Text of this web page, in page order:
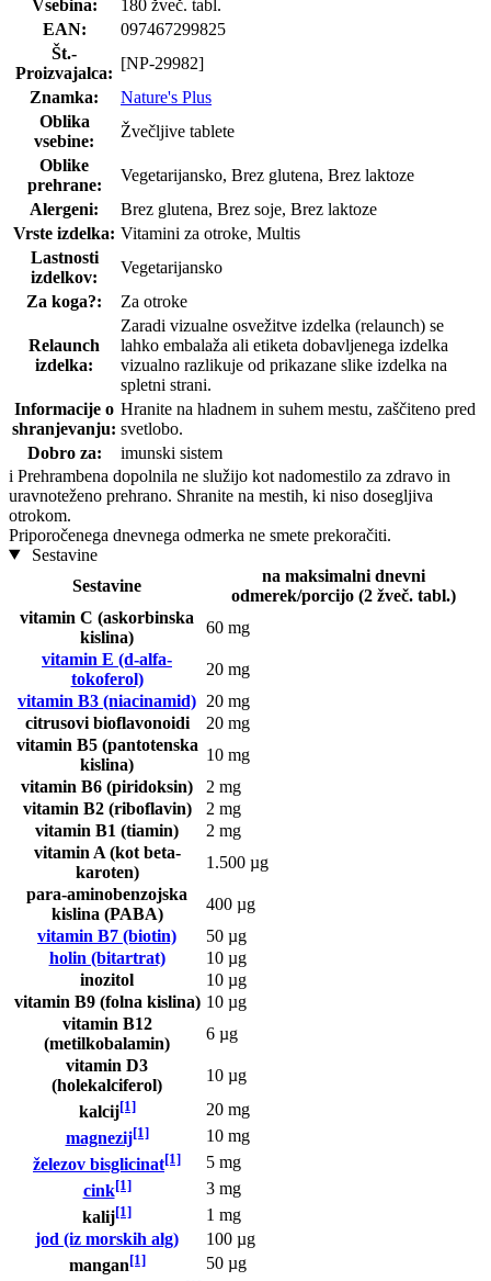
Vsebina:
180 žveč. tabl.
EAN:
097467299825
Št.-
Proizvajalca:
[NP-29982]
Znamka:
Nature's Plus
Oblika
vsebine:
Žvečljive tablete
Oblike
prehrane:
Vegetarijansko, Brez glutena, Brez laktoze
Alergeni:
Brez glutena, Brez soje, Brez laktoze
Vrste izdelka: Vitamini za otroke, Multis
Lastnosti
izdelkov:
Vegetarijansko
Za koga?:
Za otroke
Relaunch
izdelka:
Zaradi vizualne osvežitve izdelka (relaunch) se
lahko embalaža ali etiketa dobavljenega izdelka
vizualno razlikuje od prikazane slike izdelka na
spletni strani.
Informacije o
shranjevanju:
Hranite na hladnem in suhem mestu, zaščiteno pred
svetlobo.
Dobro za:
imunski sistem
i Prehrambena dopolnila ne služijo kot nadomestilo za zdravo in
uravnoteženo prehrano. Shranite na mestih, ki niso dosegljiva
otrokom.
Priporočenega dnevnega odmerka ne smete prekoračiti.
Sestavine
Sestavine
na maksimalni dnevni
odmerek/porcijo (2 žveč. tabl.)
vitamin C (askorbinska
kislina)
60 mg
vitamin E (d-alfa-
tokoferol)
20 mg
vitamin B3 (niacinamid) 20 mg
citrusovi bioflavonoidi
20 mg
vitamin B5 (pantotenska
kislina)
10 mg
vitamin B6 (piridoksin)
2 mg
vitamin B2 (riboflavin)
2 mg
vitamin B1 (tiamin)
2 mg
vitamin A (kot beta-
karoten)
1.500 µg
para-aminobenzojska
kislina (PABA)
400 µg
vitamin B7 (biotin)
50 µg
holin (bitartrat)
10 µg
inozitol
10 µg
vitamin B9 (folna kislina) 10 µg
vitamin B12
(metilkobalamin)
6 µg
vitamin D3
(holekalciferol)
10 µg
kalcij[1]
20 mg
magnezij[1]
10 mg
železov bisglicinat[1]
5 mg
cink[1]
3 mg
kalij[1]
1 mg
jod (iz morskih alg)
100 µg
mangan[1]
50 µg